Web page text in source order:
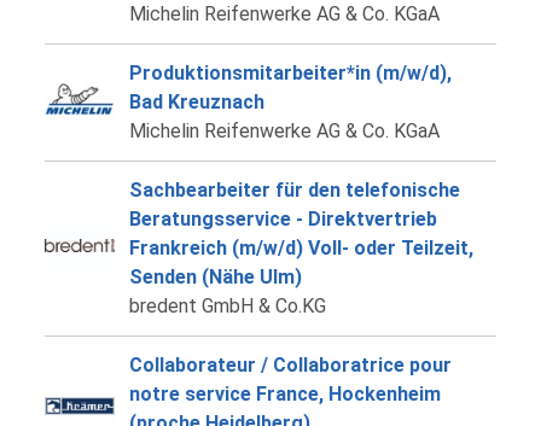
Michelin Reifenwerke AG & Co. KGaA
Produktionsmitarbeiter*in (m/w/d),
Bad Kreuznach
Michelin Reifenwerke AG & Co. KGaA
Sachbearbeiter für den telefonische
Beratungsservice - Direktvertrieb
Frankreich (m/w/d) Voll- oder Teilzeit,
Senden (Nähe Ulm)
bredent GmbH & Co.KG
Collaborateur / Collaboratrice pour
notre service France, Hockenheim